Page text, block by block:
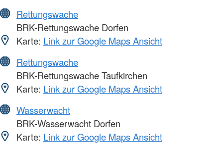
Rettungswache
BRK-Rettungswache Dorfen
Karte: Link zur Google Maps Ansicht
Rettungswache
BRK-Rettungswache Taufkirchen
Karte: Link zur Google Maps Ansicht
Wasserwacht
BRK-Wasserwacht Dorfen
Karte: Link zur Google Maps Ansicht